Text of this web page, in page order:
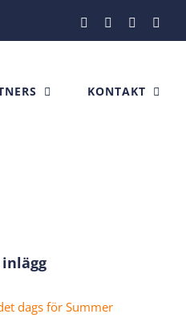
FacebookInstagram
KONTAKT
dags för Summer